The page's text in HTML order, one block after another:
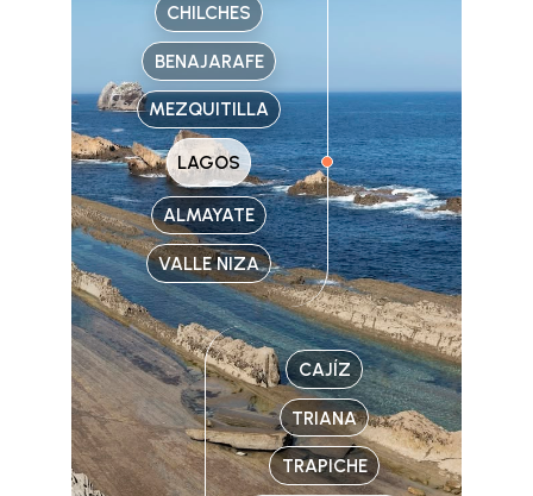
CHILCHES
BENAJARAFE
MEZQUITILLA
LAGOS
ALMAYATE
VALLE NIZA
CAJÍZ
TRIANA
TRAPICHE